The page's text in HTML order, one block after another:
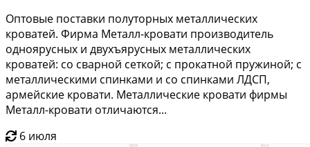
Оптовые поставки полуторных металлических
кроватей. Фирма Металл-кровати производитель
одноярусных и двухъярусных металлических
кроватей: со сварной сеткой; с прокатной пружиной; с
металлическими спинками и со спинками ЛДСП,
армейские кровати. Металлические кровати фирмы
Металл-кровати отличаются...
6 июля